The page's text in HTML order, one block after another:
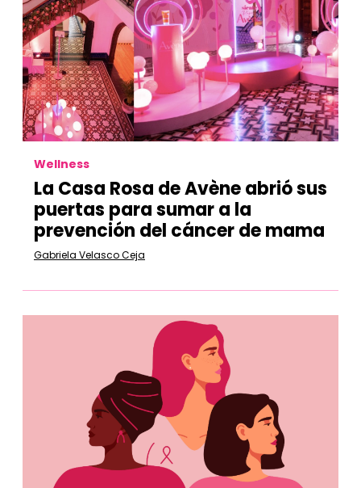
Wellness
La Casa Rosa de Avène abrió sus
puertas para sumar a la
prevención del cáncer de mama
Gabriela Velasco Ceja